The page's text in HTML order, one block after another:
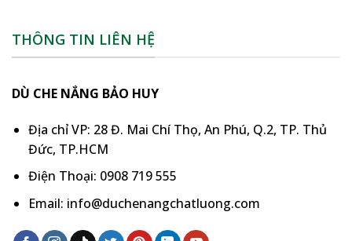
THÔNG TIN LIÊN HỆ
DÙ CHE NẮNG BẢO HUY
Địa chỉ VP: 28 Đ. Mai Chí Thọ, An Phú, Q.2, TP. Thủ
Đức, TP.HCM
Điện Thoại: 0908 719 555
Email: info@duchenangchatluong.com